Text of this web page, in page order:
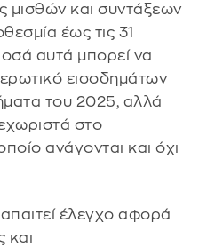
μισθών και συντάξεων
έως τις 31
αυτά μπορεί να
εισοδημάτων
του 2025, αλλά
στο
ανάγονται και όχι
έλεγχο αφορά
και